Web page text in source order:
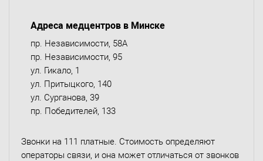
Адреса медцентров в Минске
пр. Независимости, 58А
пр. Независимости, 95
ул. Гикало, 1
ул. Притыцкого, 140
ул. Сурганова, 39
пр. Победителей, 133
Звонки на 111 платные. Стоимость определяют
операторы связи, и она может отличаться от звонков